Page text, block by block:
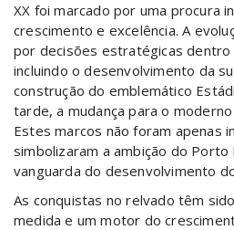
XX foi marcado por uma procura
crescimento e excelência. A
por decisões estratégicas dentro
incluindo o desenvolvimento da
construção do emblemático
tarde, a mudança para o
Estes marcos não foram apenas
simbolizaram a ambição do Porto
vanguarda do desenvolvimento
As conquistas no relvado têm
medida e um motor do